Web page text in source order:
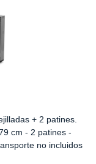
+ 2 patines.
cm - 2 patines -
no incluidos